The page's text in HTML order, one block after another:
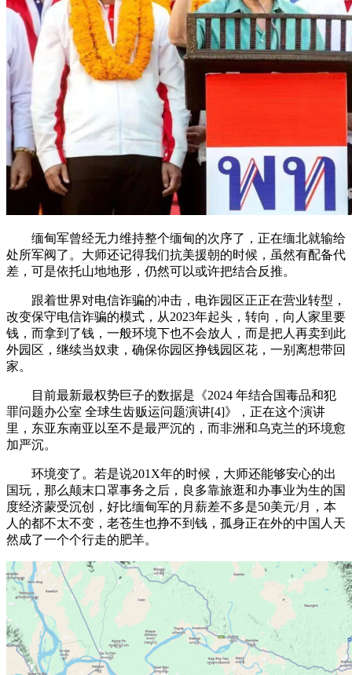
缅甸军曾经无力维持整个缅甸的次序了，正在缅北就输给
处所军阀了。大师还记得我们抗美援朝的时候，虽然有配备代
差，可是依托山地地形，仍然可以或许把结合反推。
跟着世界对电信诈骗的冲击，电诈园区正正在营业转型，
改变保守电信诈骗的模式，从2023年起头，转向，向人家里要
钱，而拿到了钱，一般环境下也不会放人，而是把人再卖到此
外园区，继续当奴隶，确保你园区挣钱园区花，一别离想带回
家。
目前最新最权势巨子的数据是《2024 年结合国毒品和犯
罪问题办公室 全球生齿贩运问题演讲[4]》，正在这个演讲
里，东亚东南亚以至不是最严沉的，而非洲和乌克兰的环境愈
加严沉。
环境变了。若是说201X年的时候，大师还能够安心的出
国玩，那么颠末口罩事务之后，良多靠旅逛和办事业为生的国
度经济蒙受沉创，好比缅甸军的月薪差不多是50美元/月，本
人的都不太不变，老苍生也挣不到钱，孤身正在外的中国人天
然成了一个个行走的肥羊。